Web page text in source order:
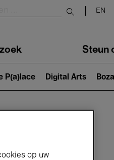
Submit
EN
Steun
P(a)lace Digital Arts
op uw